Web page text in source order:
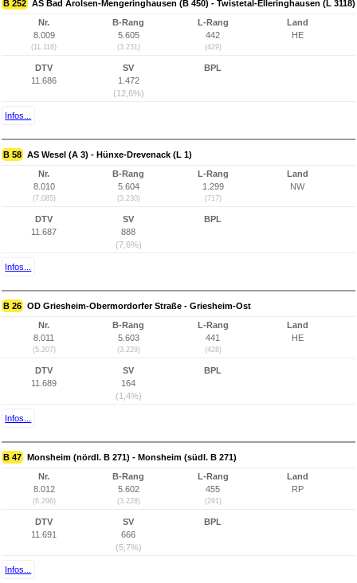
B 252 AS Bad Arolsen-Mengeringhausen (B 450) - Twistetal-Elleringhausen (L 3118)
Nr.
8.009
(11.118)
B-Rang
5.605
(3.231)
L-Rang
442
(429)
Land
HE
DTV
11.686
SV
1.472
(12,6%)
BPL
Infos...
B 58 AS Wesel (A 3) - Hünxe-Drevenack (L 1)
Nr.
8.010
(7.085)
B-Rang
5.604
(3.230)
L-Rang
1.299
(717)
Land
NW
DTV
11.687
SV
888
(7,6%)
BPL
Infos...
B 26 OD Griesheim-Obermordorfer Straße - Griesheim-Ost
Nr.
8.011
(5.207)
B-Rang
5.603
(3.229)
L-Rang
441
(428)
Land
HE
DTV
11.689
SV
164
(1,4%)
BPL
Infos...
B 47 Monsheim (nördl. B 271) - Monsheim (südl. B 271)
Nr.
8.012
(6.296)
B-Rang
5.602
(3.228)
L-Rang
455
(291)
Land
RP
DTV
11.691
SV
666
(5,7%)
BPL
Infos...